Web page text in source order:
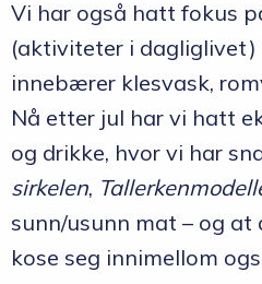
Vi har også hatt fokus
(aktiviteter i
innebærer klesvask,
Nå etter jul har vi hatt
og drikke, hvor vi har
sirkelen,
sunn/usunn mat – og at
kose seg innimellom